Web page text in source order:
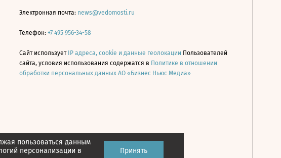
пользоваться данным
персонализации в
Принять
Электронная почта: news@vedomosti.ru
Телефон: +7 495 956-34-58
Сайт использует IP адреса, cookie и данные геолокации Пользователей
сайта, условия использования содержатся в Политике в отношении
обработки персональных данных АО «Бизнес Ньюс Медиа»